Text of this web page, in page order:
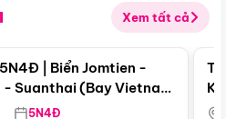
Xem tất cả
Điểm nổi bật
| Biển Jomtien -
- Suanthai (Bay Vietnam
5N4Đ